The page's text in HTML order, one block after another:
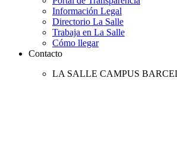
Información Legal
Directorio La Salle
Trabaja en La Salle
Cómo llegar
Contacto
LA SALLE CAMPUS